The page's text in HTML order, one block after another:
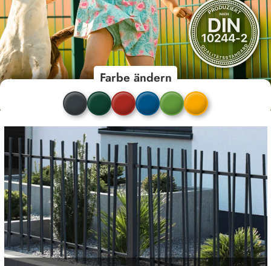
Farbe ändern